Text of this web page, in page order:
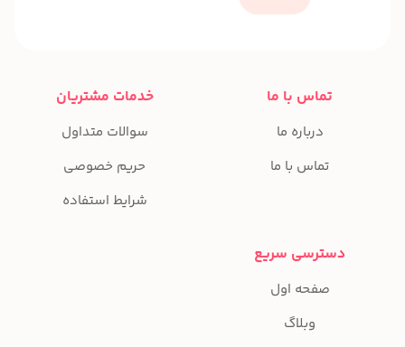
تماس با ما
درباره ما
تماس با ما
خدمات مشتریان
سوالات متداول
حریم خصوصی
شرایط استفاده
دسترسی سریع
صفحه اول
وبلاگ